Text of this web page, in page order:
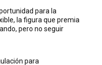
para la
la figura que premia
pero no seguir
para